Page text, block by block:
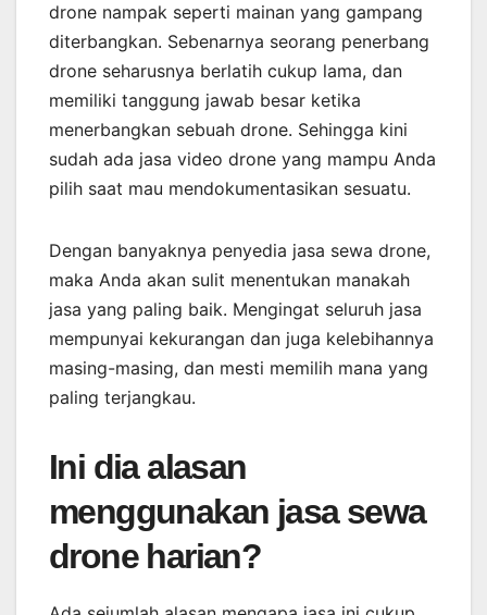
drone nampak seperti mainan yang gampang
diterbangkan. Sebenarnya seorang penerbang
drone seharusnya berlatih cukup lama, dan
memiliki tanggung jawab besar ketika
menerbangkan sebuah drone. Sehingga kini
sudah ada jasa video drone yang mampu Anda
pilih saat mau mendokumentasikan sesuatu.
Dengan banyaknya penyedia jasa sewa drone,
maka Anda akan sulit menentukan manakah
jasa yang paling baik. Mengingat seluruh jasa
mempunyai kekurangan dan juga kelebihannya
masing-masing, dan mesti memilih mana yang
paling terjangkau.
Ini dia alasan
menggunakan jasa sewa
drone harian?